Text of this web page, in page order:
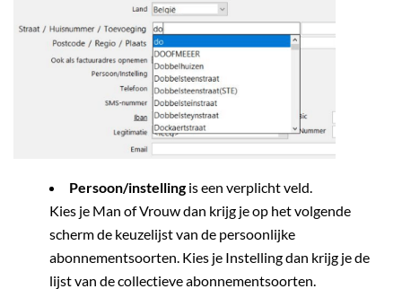
Persoon/instellingis een verplicht veld.
Kies je Man of Vrouw dan krijg je op het volgende
scherm de keuzelijst van de persoonlijke
abonnementsoorten. Kies je Instelling dan krijg je de
lijst van de collectieve abonnementsoorten.